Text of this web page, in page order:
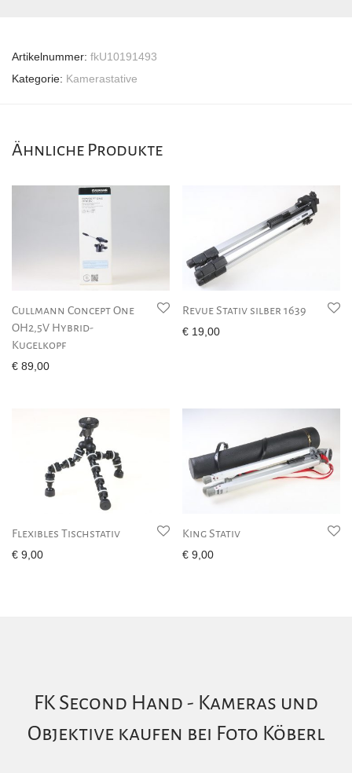
Artikelnummer: fkU10191493
Kategorie: Kamerastative
Ähnliche Produkte
Cullmann Concept One
OH2,5V Hybrid-
Kugelkopf
€ 89,00
Revue Stativ silber 1639
€ 19,00
Flexibles Tischstativ
€ 9,00
King Stativ
€ 9,00
FK Second Hand - Kameras und
Objektive kaufen bei Foto Köberl